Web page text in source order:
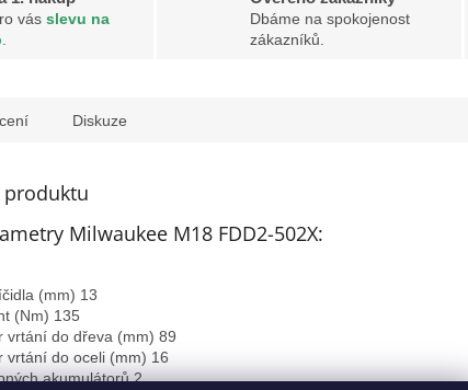
R
A
vás slevu na
.
Dbáme na spokojenost
zákazníků.
Diskuze
Milwaukee M18 FDD2-502X:
(mm) 13
(Nm) 135
vrtání do dřeva (mm) 89
vrtání do oceli (mm) 16
akumulátorů 2